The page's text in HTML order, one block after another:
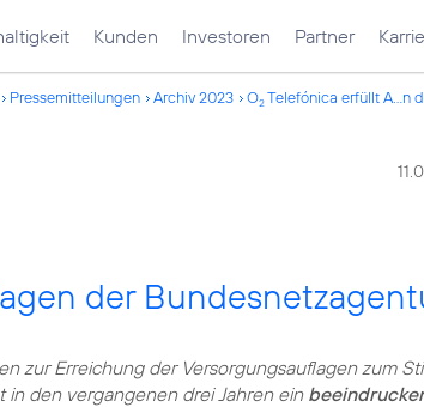
Kunden Investoren Partner
Pressemitteilungen Archiv 2023 O2Telefónica erfüllt A...n
der
zur Erreichung der Versorgungsauflagen zum
in den vergangenen drei Jahren ein